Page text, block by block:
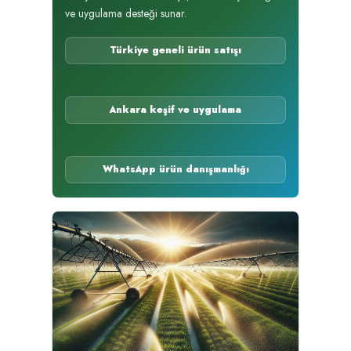
ve uygulama desteği sunar.
Türkiye geneli ürün satışı
Ankara keşif ve uygulama
WhatsApp ürün danışmanlığı